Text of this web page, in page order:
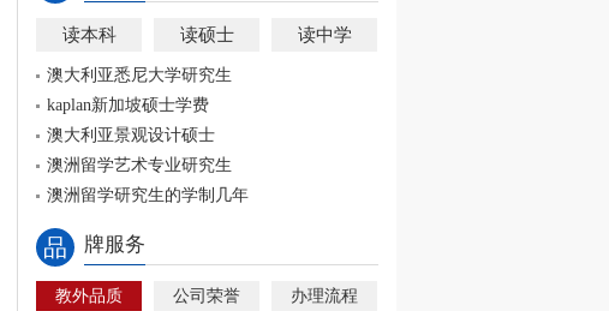
读本科 读硕士 读中学
澳大利亚悉尼大学研究生
kaplan新加坡硕士学费
澳大利亚景观设计硕士
澳洲留学艺术专业研究生
澳洲留学研究生的学制几年
品 牌服务
教外品质 公司荣誉 办理流程